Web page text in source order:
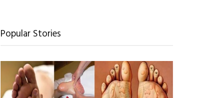
Popular Stories